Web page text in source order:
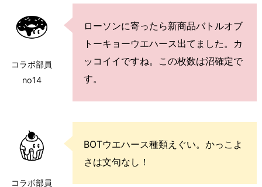
コラボ部員
no14
ローソンに寄ったら新商品バトルオブ
トーキョーウエハース出てました。カ
ッコイイですね。この枚数は沼確定で
す。
コラボ部員
BOTウエハース種類えぐい。かっこよ
さは文句なし！